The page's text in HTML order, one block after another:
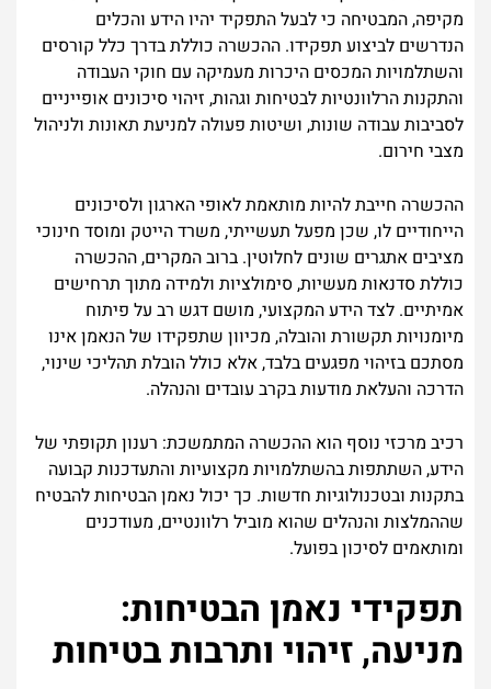
מקיפה, המבטיחה כי לבעל התפקיד יהיו הידע והכלים
הנדרשים לביצוע תפקידו. ההכשרה כוללת בדרך כלל קורסים
והשתלמויות המכסים היכרות מעמיקה עם חוקי העבודה
והתקנות הרלוונטיות לבטיחות וגהות, זיהוי סיכונים אופייניים
לסביבות עבודה שונות, ושיטות פעולה למניעת תאונות ולניהול
מצבי חירום.
ההכשרה חייבת להיות מותאמת לאופי הארגון ולסיכונים
הייחודיים לו, שכן מפעל תעשייתי, משרד הייטק ומוסד חינוכי
מציבים אתגרים שונים לחלוטין. ברוב המקרים, ההכשרה
כוללת סדנאות מעשיות, סימולציות ולמידה מתוך תרחישים
אמיתיים. לצד הידע המקצועי, מושם דגש רב על פיתוח
מיומנויות תקשורת והובלה, מכיוון שתפקידו של הנאמן אינו
מסתכם בזיהוי מפגעים בלבד, אלא כולל הובלת תהליכי שינוי,
הדרכה והעלאת מודעות בקרב עובדים והנהלה.
רכיב מרכזי נוסף הוא ההכשרה המתמשכת: רענון תקופתי של
הידע, השתתפות בהשתלמויות מקצועיות והתעדכנות קבועה
בתקנות ובטכנולוגיות חדשות. כך יכול נאמן הבטיחות להבטיח
שההמלצות והנהלים שהוא מוביל רלוונטיים, מעודכנים
ומותאמים לסיכון בפועל.
תפקידי נאמן הבטיחות:
מניעה, זיהוי ותרבות בטיחות